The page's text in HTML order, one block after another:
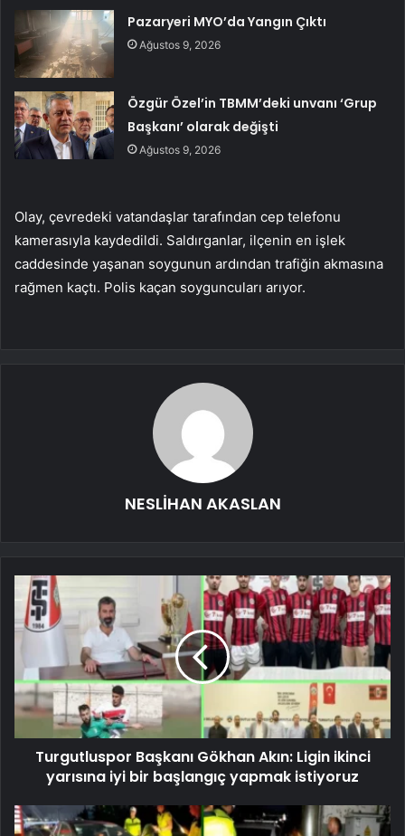
Pazaryeri MYO’da Yangın Çıktı
Ağustos 9, 2026
Özgür Özel’in TBMM’deki unvanı ‘Grup
Başkanı’ olarak değişti
Ağustos 9, 2026
Olay, çevredeki vatandaşlar tarafından cep telefonu
kamerasıyla kaydedildi. Saldırganlar, ilçenin en işlek
caddesinde yaşanan soygunun ardından trafiğin akmasına
rağmen kaçtı. Polis kaçan soyguncuları arıyor.
NESLİHAN AKASLAN
Turgutluspor Başkanı Gökhan Akın: Ligin ikinci
yarısına iyi bir başlangıç ​​yapmak istiyoruz